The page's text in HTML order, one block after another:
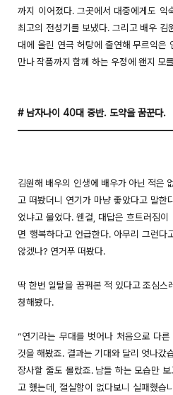
까지 이어졌다. 그곳에서 대중에게도 익
최고의 전성기를 보냈다. 그리고 배우 김
대에 올린 연극 허탕에 출연해 무르익은
만나 작품까지 함께 하는 우정에 왠지 모
# 남자나이 40대 중반. 도약을 꿈꾼다.
김원해 배우의 인생에 배우가 아닌 적은
고 떠봤더니 연기가 마냥 좋았다고 말한
었냐고 물었다. 웬걸, 대답은 흐트러짐
면 행복하다고 언급한다. 아무리 그런
않겠나? 연거푸 떠봤다.
딱 한번 일탈을 꿈꿔본 적 있다고 조심스
청해봤다.
“연기라는 무대를 벗어나 처음으로 다
것을 해봤죠. 결과는 기대와 달리 엇나갔
장사할 줄도 몰랐죠. 남들 하는 모습만
고 했는데, 절실함이 없다보니 실패했습